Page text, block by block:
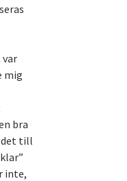
mig
bra
det till
inte,